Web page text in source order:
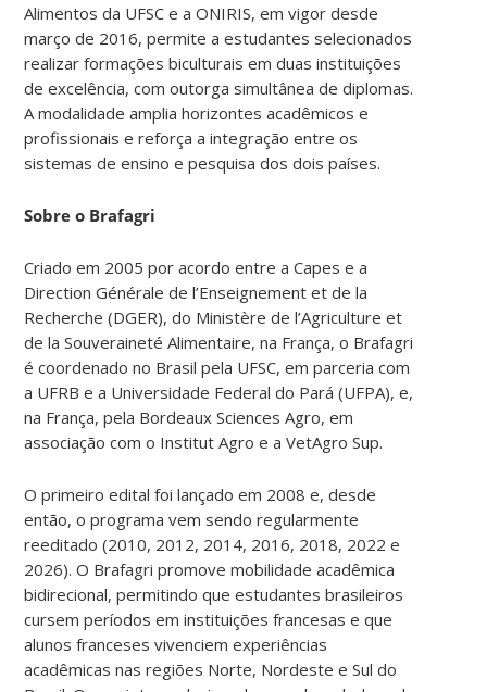
Alimentos da UFSC e a ONIRIS, em vigor desde
março de 2016, permite a estudantes selecionados
realizar formações biculturais em duas instituições
de excelência, com outorga simultânea de diplomas.
A modalidade amplia horizontes acadêmicos e
profissionais e reforça a integração entre os
sistemas de ensino e pesquisa dos dois países.
Sobre o Brafagri
Criado em 2005 por acordo entre a Capes e a
Direction Générale de l’Enseignement et de la
Recherche (DGER), do Ministère de l’Agriculture et
de la Souveraineté Alimentaire, na França, o Brafagri
é coordenado no Brasil pela UFSC, em parceria com
a UFRB e a Universidade Federal do Pará (UFPA), e,
na França, pela Bordeaux Sciences Agro, em
associação com o Institut Agro e a VetAgro Sup.
O primeiro edital foi lançado em 2008 e, desde
então, o programa vem sendo regularmente
reeditado (2010, 2012, 2014, 2016, 2018, 2022 e
2026). O Brafagri promove mobilidade acadêmica
bidirecional, permitindo que estudantes brasileiros
cursem períodos em instituições francesas e que
alunos franceses vivenciem experiências
acadêmicas nas regiões Norte, Nordeste e Sul do